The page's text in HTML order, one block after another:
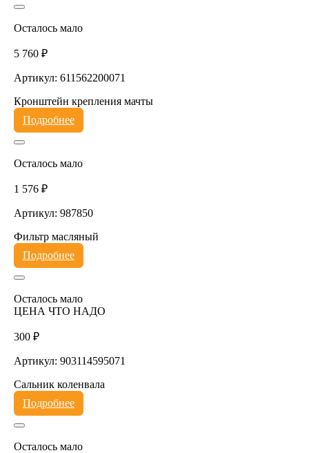
Осталось мало
5 760 ₽
Артикул: 611562200071
Кронштейн крепления мачты
Подробнее
Осталось мало
1 576 ₽
Артикул: 987850
Фильтр масляный
Подробнее
Осталось мало
ЦЕНА ЧТО НАДО
300 ₽
Артикул: 903114595071
Сальник коленвала
Подробнее
Осталось мало